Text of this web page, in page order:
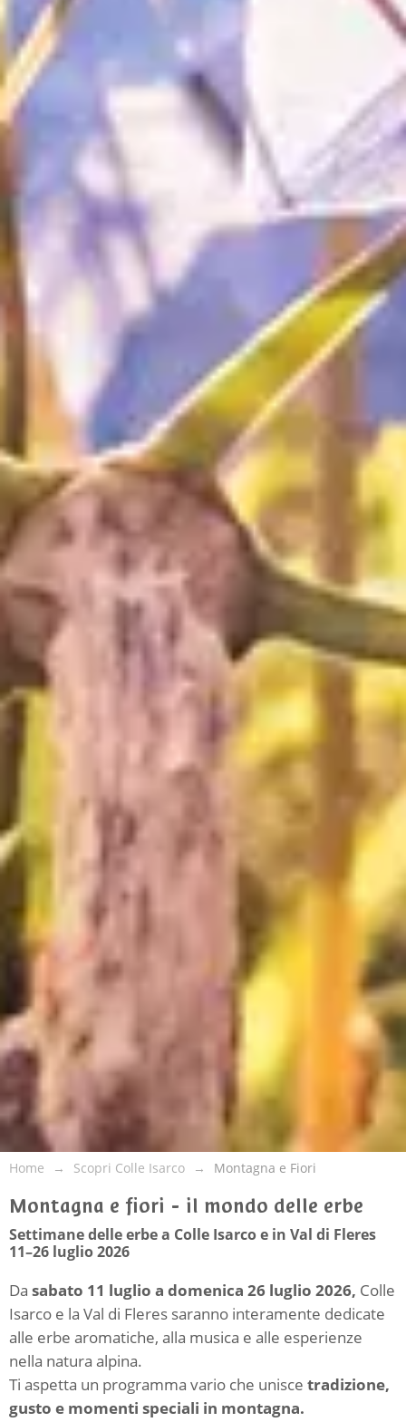
Home Scopri Colle Isarco Montagna e Fiori
Montagna e fiori - il mondo delle erbe
Settimane delle erbe a Colle Isarco e in Val di Fleres
11–26 luglio 2026
Da sabato 11 luglio a domenica 26 luglio 2026, Colle
Isarco e la Val di Fleres saranno interamente dedicate
alle erbe aromatiche, alla musica e alle esperienze
nella natura alpina.
Ti aspetta un programma vario che unisce tradizione,
gusto e momenti speciali in montagna.